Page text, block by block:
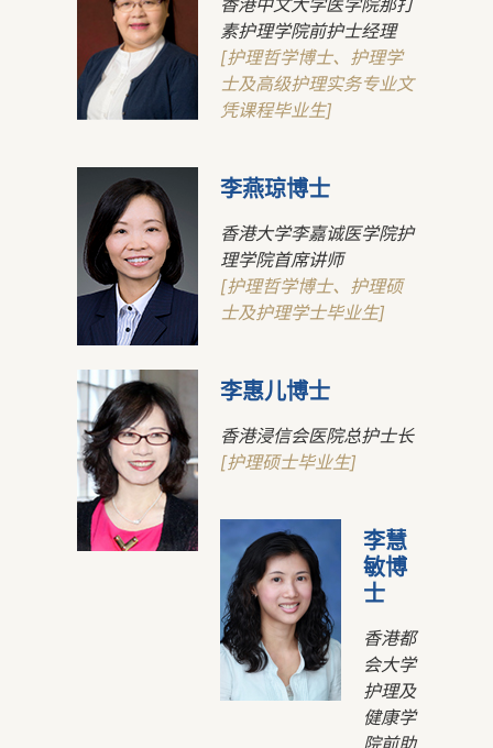
素护理学院前护士经理
[护理哲学博士、护理学
士及高级护理实务专业文
凭课程毕业生]
李燕琼博士
香港大学李嘉诚医学院护
理学院首席讲师
[护理哲学博士、护理硕
士及护理学士毕业生]
李惠儿博士
香港浸信会医院总护士长
[护理硕士毕业生]
李慧
敏博
士
香港都
会大学
护理及
健康学
院前助